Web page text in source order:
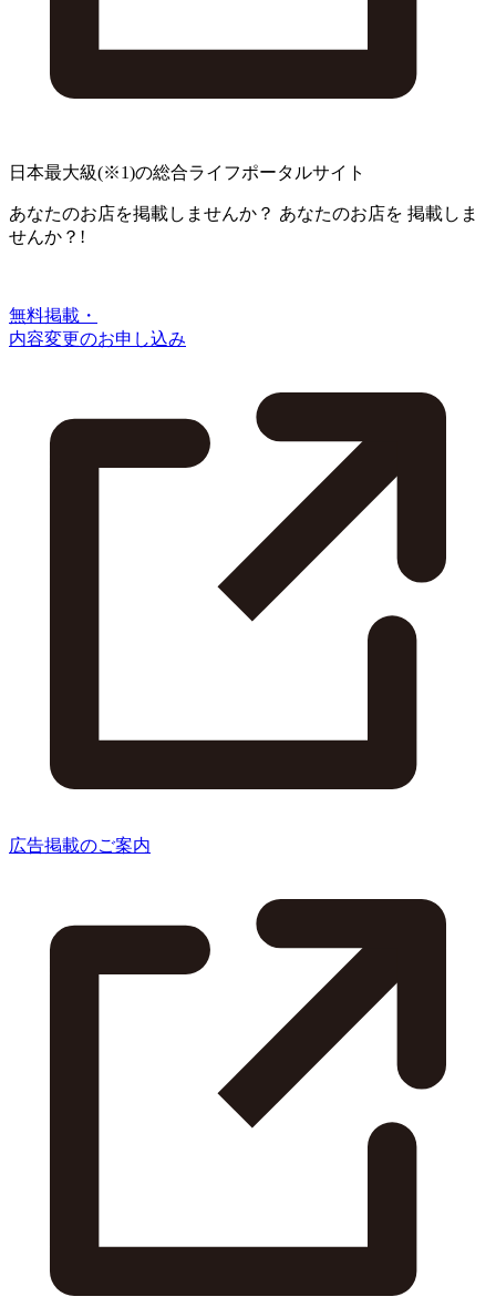
日本最大級(※1)の総合ライフポータルサイト
あなたのお店を掲載しませんか？ あなたのお店を 掲載しま
せんか？!
無料掲載・
内容変更のお申し込み
広告掲載のご案内